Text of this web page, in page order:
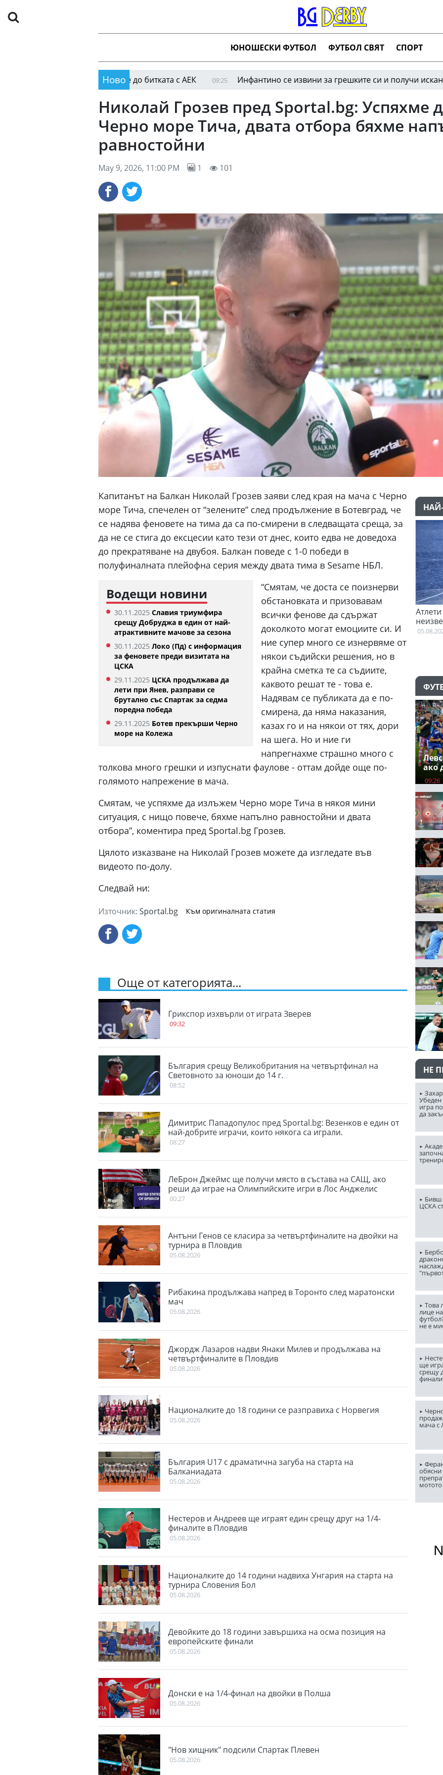
ЮНОШЕСКИ ФУТБОЛ ФУТБОЛ СВЯТ СПОРТ
Ново
сума, ако достигне до битката с АЕК 09:25 Инфантино се извини за грешките си и получи исканата
Николай Грозев пред Sportal.bg: Успяхме
Черно море Тича, двата отбора бяхме
равностойни
May 9, 2026, 11:00 PM 1 101
Капитанът на Балкан Николай Грозев заяви след края на мача с Черно
море Тича, спечелен от “зелените” след продължение в Ботевград, че
се надява феновете на тима да са по-смирени в следващата среща, за
да не се стига до ексцесии като тези от днес, които едва не доведоха
до прекратяване на двубоя. Балкан поведе с 1-0 победи в
полуфиналната плейофна серия между двата тима в Sesame НБЛ.
Водещи новини
30.11.2025 Славия триумфира
срещу Добруджа в един от най-
атрактивните мачове за сезона
30.11.2025 Локо (Пд) с информация
за феновете преди визитата на
ЦСКА
29.11.2025 ЦСКА продължава да
лети при Янев, разправи се
брутално със Спартак за седма
поредна победа
29.11.2025 Ботев прекърши Черно
море на Колежа
“Смятам, че доста се поизнерви
обстановката и призовавам
всички фенове да сдържат
доколкото могат емоциите си. И
ние супер много се изнервяме от
някои съдийски решения, но в
крайна сметка те са съдиите,
каквото решат те - това е.
Надявам се публиката да е по-
смирена, да няма наказания,
казах го и на някои от тях, дори
на шега. Но и ние ги
напрегнахме страшно много с
толкова много грешки и изпуснати фаулове - оттам дойде още по-
голямото напрежение в мача.
Смятам, че успяхме да излъжем Черно море Тича в някоя мини
ситуация, с нищо повече, бяхме напълно равностойни и двата
отбора”, коментира пред Sportal.bg Грозев.
Цялото изказване на Николай Грозев можете да изгледате във
видеото по-долу.
Следвай ни:
Източник: Sportal.bg Към оригиналната статия
Още от категорията...
Грикспор изхвърли от играта Зверев
09:32
България срещу Великобритания на четвъртфинал на
Световното за юноши до 14 г.
08:52
Димитрис Пападопулос пред Sportal.bg: Везенков е един от
най-добрите играчи, които някога са играли.
08:27
ЛеБрон Джеймс ще получи място в състава на САЩ, ако
реши да играе на Олимпийските игри в Лос Анджелис
00:27
Антъни Генов се класира за четвъртфиналите на двойки на
турнира в Пловдив
05.08.2026
Рибакина продължава напред в Торонто след маратонски
мач
05.08.2026
Джордж Лазаров надви Янаки Милев и продължава на
четвъртфиналите в Пловдив
05.08.2026
Националките до 18 години се разправиха с Норвегия
05.08.2026
България U17 с драматична загуба на старта на
Балканиадата
05.08.2026
Нестеров и Андреев ще играят един срещу друг на 1/4-
финалите в Пловдив
05.08.2026
Националките до 14 години надвиха Унгария на старта на
турнира Словения Бол
05.08.2026
Девойките до 18 години завършиха на осма позиция на
европейските финали
05.08.2026
Донски е на 1/4-финал на двойки в Полша
05.08.2026
"Нов хищник" подсили Спартак Плевен
05.08.2026
Шиникова започна с
Тотнъм започна преговори с Гакпо
05.08.2026
Атлети от Пакистан и Уганда са в
неизвестност след Игрите на
Британската общност
05.08.2026
ако
09:26
НЕ
Убеден
игра
да
Бивш
ЦСКА
Това
лице
не е
ще
срещу
мача с
обясни